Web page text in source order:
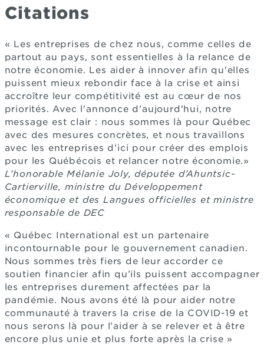
Citations
« Les entreprises de chez nous, comme celles de
partout au pays, sont essentielles à la relance de
notre économie. Les aider à innover afin qu'elles
puissent mieux rebondir face à la crise et ainsi
accroître leur compétitivité est au cœur de nos
priorités. Avec l'annonce d'aujourd'hui, notre
message est clair : nous sommes là pour Québec
avec des mesures concrètes, et nous travaillons
avec les entreprises d’ici pour créer des emplois
pour les Québécois et relancer notre économie.»
L’honorable Mélanie Joly, députée d’Ahuntsic-
Cartierville, ministre du Développement
économique et des Langues officielles et ministre
responsable de DEC
« Québec International est un partenaire
incontournable pour le gouvernement canadien.
Nous sommes très fiers de leur accorder ce
soutien financier afin qu’ils puissent accompagner
les entreprises durement affectées par la
pandémie. Nous avons été là pour aider notre
communauté à travers la crise de la COVID-19 et
nous serons là pour l’aider à se relever et à être
encore plus unie et plus forte après la crise »